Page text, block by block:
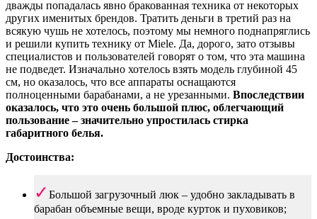
дважды попадалась явно бракованная техника от некоторых
других именитых брендов. Тратить деньги в третий раз на
всякую чушь не хотелось, поэтому мы немного поднапряглись
и решили купить технику от Miele. Да, дорого, зато отзывы
специалистов и пользователей говорят о том, что эта машина
не подведет. Изначально хотелось взять модель глубиной 45
см, но оказалось, что все аппараты оснащаются
полноценными барабанами, а не урезанными. Впоследствии
оказалось, что это очень большой плюс, облегчающий
пользование – значительно упростилась стирка
габаритного белья.
Достоинства:
Большой загрузочный люк – удобно закладывать в
барабан объемные вещи, вроде курток и пуховиков;